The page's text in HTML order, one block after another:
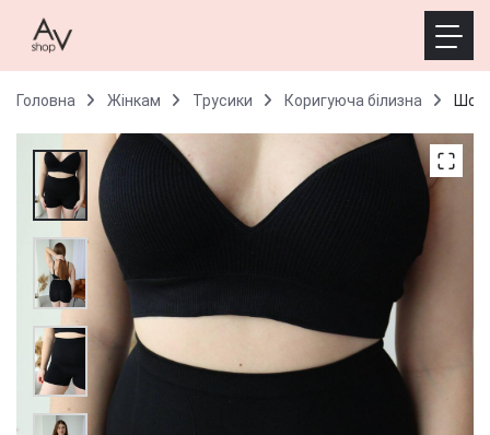
Головна Жінкам Трусики Коригуюча білизна